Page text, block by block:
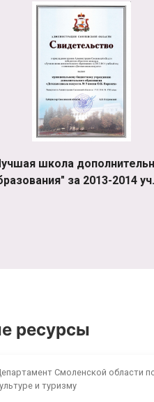
школа
за 2013-2014
ресурсы
Смоленской области
и туризму